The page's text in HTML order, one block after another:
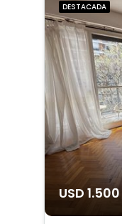
DESTACADA
USD 1.500